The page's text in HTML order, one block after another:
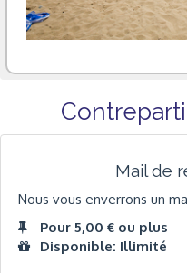
Mail de
Nous vous enverrons un
Pour 5,00 € ou plus
Disponible: Illimité